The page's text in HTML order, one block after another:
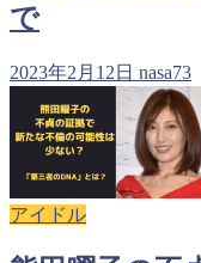
で
2023年2月12日 nasa73
アイドル